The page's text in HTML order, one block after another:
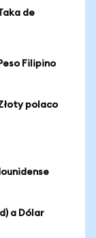
de
Filipino
polaco
a Dólar